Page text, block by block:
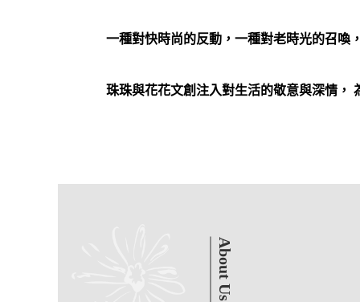
一種對快時尚的反動，一種對老時光的召喚
珠珠與花花文創注入對生活的敬意與深情，
About Us